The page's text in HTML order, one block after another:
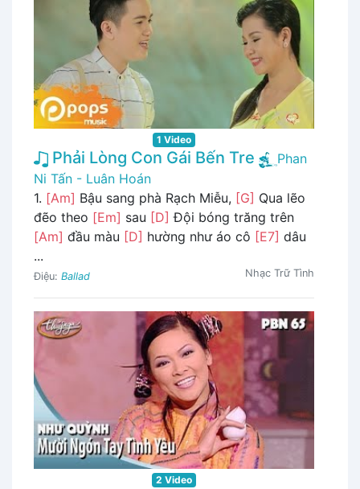
1 Video
Phải Lòng Con Gái Bến Tre
Phan
Ni Tấn - Luân Hoán
1. [Am] Bậu sang phà Rạch Miễu, [G] Qua lẽo
đẽo theo [Em] sau [D] Đội bóng trăng trên
[Am] đầu màu [D] hường như áo cô [E7] dâu
...
Điệu: Ballad Nhạc Trữ Tình
2 Video